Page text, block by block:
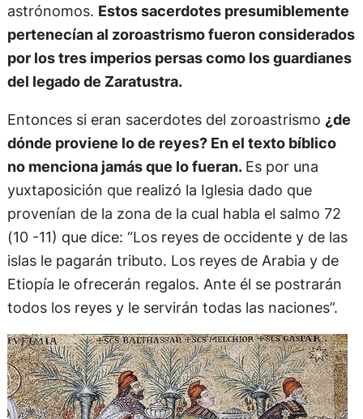
astrónomos. Estos sacerdotes presumiblemente
pertenecían al zoroastrismo fueron considerados
por los tres imperios persas como los guardianes
del legado de Zaratustra.
Entonces si eran sacerdotes del zoroastrismo ¿de
dónde proviene lo de reyes? En el texto bíblico
no menciona jamás que lo fueran. Es por una
yuxtaposición que realizó la Iglesia dado que
provenían de la zona de la cual habla el salmo 72
(10 -11) que dice: “Los reyes de occidente y de las
islas le pagarán tributo. Los reyes de Arabia y de
Etiopía le ofrecerán regalos. Ante él se postrarán
todos los reyes y le servirán todas las naciones”.